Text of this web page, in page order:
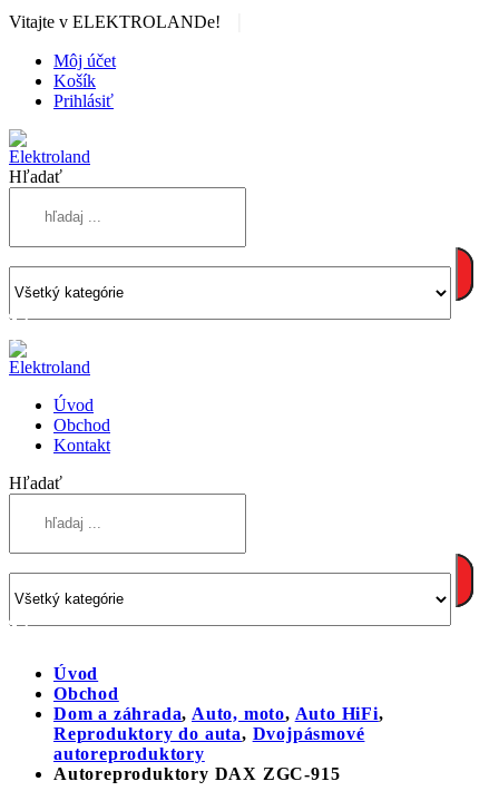
Vitajte v ELEKTROLANDe!
Môj účet
Košík
Prihlásiť
Hľadať
Úvod
Obchod
Kontakt
Hľadať
Úvod
Obchod
Dom a záhrada, Auto, moto, Auto HiFi,
Reproduktory do auta, Dvojpásmové
autoreproduktory
Autoreproduktory DAX ZGC-915